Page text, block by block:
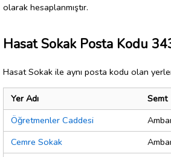
olarak hesaplanmıştır.
Hasat Sokak Posta Kodu
Hasat Sokak ile aynı posta kodu olan
Yer Adı
Semt
Öğretmenler Caddesi
Cemre Sokak